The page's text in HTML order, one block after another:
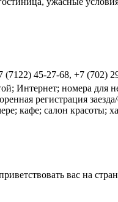
45-27-68, +7 (702)
Интернет; номера
регистрация
кафе; салон красоты;
вас на